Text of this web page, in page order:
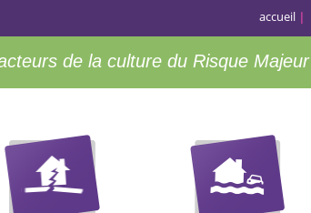
accueil
de la culture du Risque Majeur